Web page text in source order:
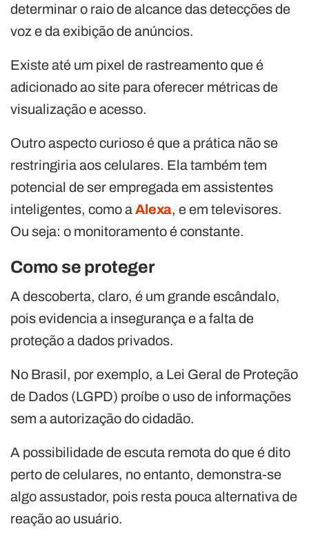
determinar o raio de alcance das detecções de
voz e da exibição de anúncios.
Existe até um pixel de rastreamento que é
adicionado ao site para oferecer métricas de
visualização e acesso.
Outro aspecto curioso é que a prática não se
restringiria aos celulares. Ela também tem
potencial de ser empregada em assistentes
inteligentes, como aAlexa, e em televisores.
Ou seja: o monitoramento é constante.
Como se proteger
A descoberta, claro, é um grande escândalo,
pois evidencia a insegurança e a falta de
proteção a dados privados.
No Brasil, por exemplo, a Lei Geral de Proteção
de Dados (LGPD) proíbe o uso de informações
sem a autorização do cidadão.
A possibilidade de escuta remota do que é dito
perto de celulares, no entanto, demonstra-se
algo assustador, pois resta pouca alternativa de
reação ao usuário.